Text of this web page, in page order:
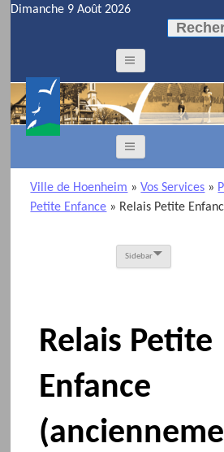
Dimanche 9 Août 2026
Ville de Hoenheim »Vos Services »
Petite Enfance » Relais Petite
Sidebar
Relais Petite
Enfance